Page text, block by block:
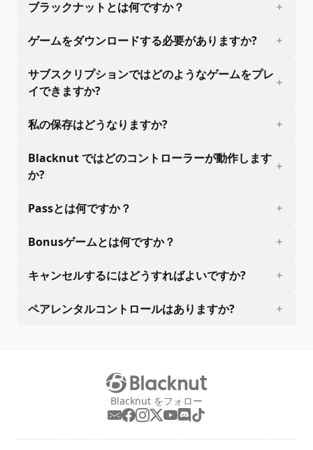
ブラックナットとは何ですか？
ゲームをダウンロードする必要がありますか?
サブスクリプションではどのようなゲームをプレ
イできますか?
私の保存はどうなりますか?
Blacknut ではどのコントローラーが動作します
か?
Passとは何ですか？
Bonusゲームとは何ですか？
キャンセルするにはどうすればよいですか?
ペアレンタルコントロールはありますか?
Blacknut をフォロー